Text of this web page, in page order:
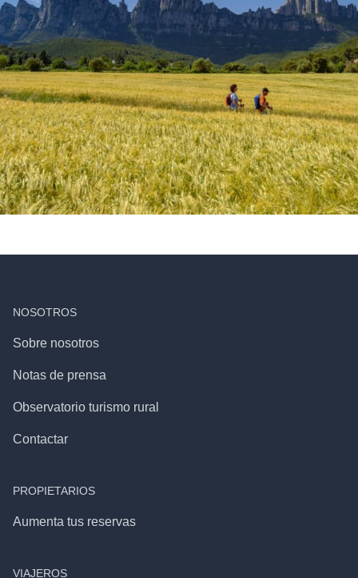
NOSOTROS
Sobre nosotros
Notas de prensa
Observatorio turismo rural
Contactar
PROPIETARIOS
Aumenta tus reservas
VIAJEROS